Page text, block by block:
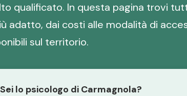
qualificato. In questa pagina trovi
adatto, dai costi alle modalità di
sul territorio.
Sei lo psicologo di Carmagnola?